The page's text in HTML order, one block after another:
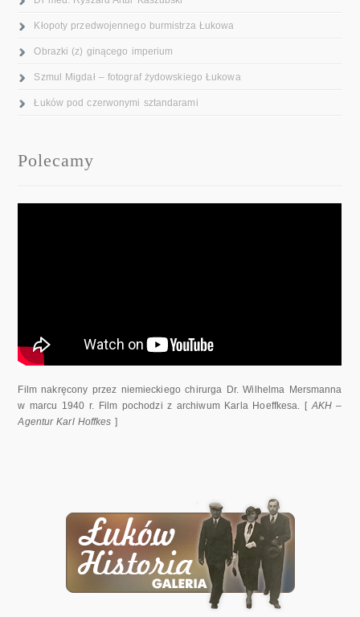
Kłopoty przedwojennego burmistrza Łukowa
Obrazki (z) ginącego imperium
Szmul Migdał – fotograf żydowskiego Łukowa
Łuków pod czerwonymi sztandarami
Polecamy
Film nakręcony przez niemieckiego chirurga Dr. Wilhelma Mersmanna
w marcu 1940 r. Film pochodzi z archiwum Karla Hoeffkesa. [AKH –
Agentur Karl Hoffkes ]